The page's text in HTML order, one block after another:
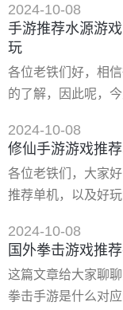
章，相信很大概率
看看吧！ 一、十大
当我**次接触到这
2024-10-08
手游推荐水源游
玩
各位老铁们好，相
的了解，因此呢，
还望可以帮助大家
吧！ 一、十大热门
《决战平安京》，
生》，《崩坏3》，
2024-10-08
修仙手游游戏推
各位老铁们，大家
推荐单机，以及好
本站，您的支持是
开始吧！ 一、有哪
类单机手机游戏 肯
这类游戏除了有唯
2024-10-08
国外拳击游戏推
这篇文章给大家聊
拳击手游是什么对